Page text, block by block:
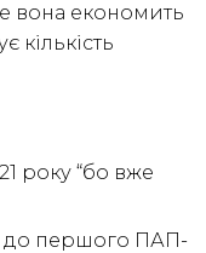
вона економить
кількість
року “бо вже
до першого ПАП-